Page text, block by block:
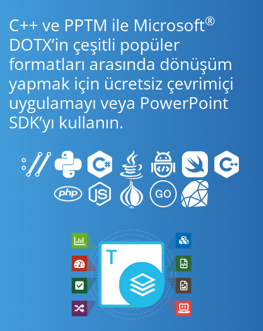
C++ ve PPTM ile Microsoft®
DOTX’in çeşitli popüler
formatları arasında dönüşüm
yapmak için ücretsiz çevrimiçi
uygulamayı veya PowerPoint
SDK’yı kullanın.